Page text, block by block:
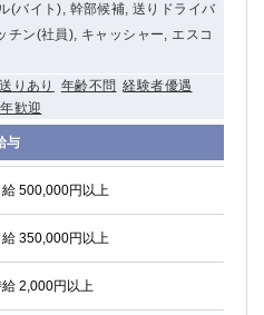
(バイト), 幹部候補, 送りドライバ
チン(社員), キャッシャー, エスコ
送りあり 年齢不問 経験者優遇
歓迎
与
給 500,000円以上
給 350,000円以上
2,000円以上
越谷
川越
谷
浦和（西口）
口
田沼
葉